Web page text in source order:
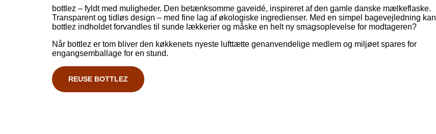
bottlez – fyldt med muligheder. Den betænksomme gaveidé, inspireret af den gamle danske mælkeflaske.
Transparent og tidløs design – med fine lag af økologiske ingredienser. Med en simpel bagevejledning kan
bottlez indholdet forvandles til sunde lækkerier og måske en helt ny smagsoplevelse for modtageren?
Når bottlez er tom bliver den køkkenets nyeste lufttætte genanvendelige medlem og miljøet spares for
engangsemballage for en stund.
REUSE BOTTLEZ